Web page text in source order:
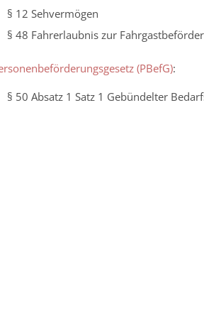
§ 12 Sehvermögen
§ 48 Fahrerlaubnis zur
(PBefG):
§ 50 Absatz 1 Satz 1 Gebündelter